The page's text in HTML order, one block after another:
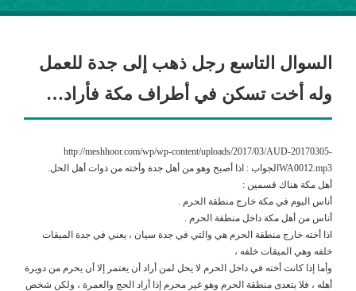
السوال التاسع رجل ذهب إلى جدة للعمل
وله أخت تسكن في أطراف مكة فأراد…
http://meshhoor.com/wp/wp-content/uploads/2017/03/AUD-20170305-
WA0012.mp3الجواب : اذا أصبح وهو من أهل جدة وأخته من ذوات أهل الحل.
أهل مكة هناك قسمين :
أناس اليوم في مكة خارج منطقة الحرم .
أناس من أهل مكة داخل منطقة الحرم .
اذا أخته خارج منطقة الحرم هي والتي في جدة سيان ، يعني في جدة الميقات
خلفه وهي الميقات خلفه ،
وأما إذا كانت أخته في داخل الحرم لا يحل لمن أراد أن يعتمر إلا أن يحرم من دويرة
أهله ، فلا يتعدى منطقة الحرم وهو غير محرم إذا أراد الحج والعمرة ، ولكن شخص